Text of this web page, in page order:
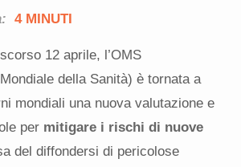
4 MINUTI
12 aprile, l’OMS
della Sanità) è tornata a
mondiali una nuova valutazione e
per mitigare i rischi di nuove
del diffondersi di pericolose